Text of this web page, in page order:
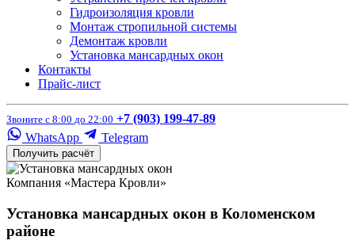
Гидроизоляция кровли
Монтаж стропильной системы
Демонтаж кровли
Установка мансардных окон
Контакты
Прайс-лист
Звоните с 8:00 до 22:00 +7 (903) 199-47-89
WhatsApp
Telegram
Получить расчёт
Компания «Мастера Кровли»
Установка мансардных окон в Коломенском
районе